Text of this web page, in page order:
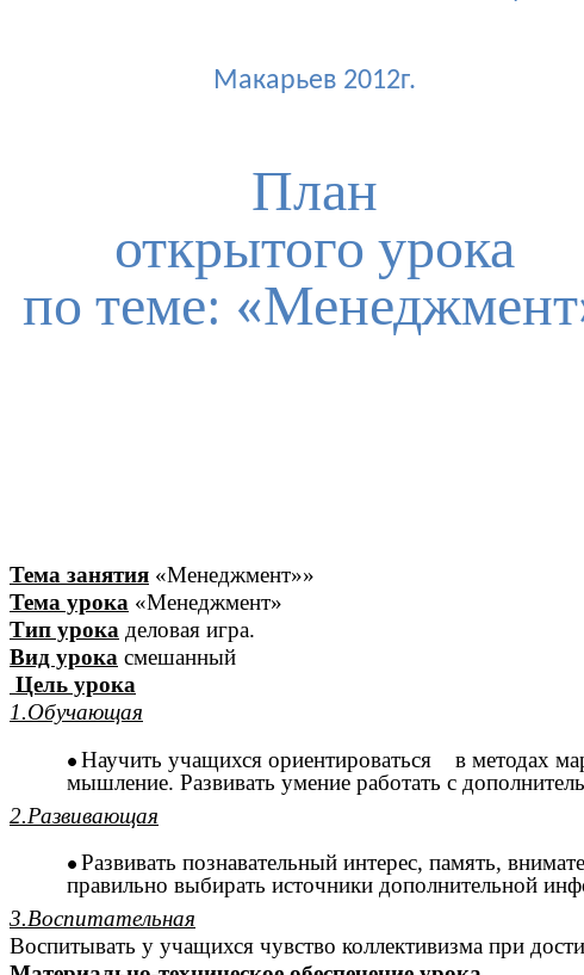
Макарьев 2012г.
План
открытого урока
по теме:
Тема занятия «Менеджмент»»
Тема урока «Менеджмент»
Тип урока деловая игра.
Вид урока смешанный
Цель урока
1.Обучающая
Научить учащихся ориентироваться в методах
мышление. Развивать умение работать с
2.Развивающая
Развивать познавательный интерес, память,
правильно выбирать источники дополнительной
3.Воспитательная
Воспитывать у учащихся чувство коллективизма при